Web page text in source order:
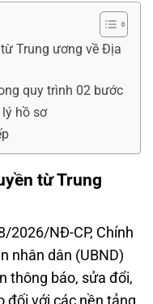
Trung ương về Địa
quy trình 02 bước
hồ sơ
từ Trung
2026/NĐ-CP, Chính
nhân dân (UBND)
thông báo, sửa đổi,
đối với các nền tảng